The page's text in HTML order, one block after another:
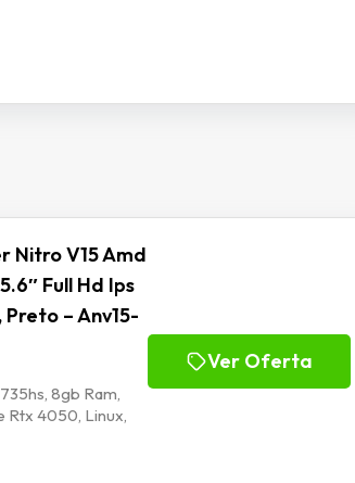
Nitro V15 Amd
Full Hd Ips
– Anv15-
8gb Ram,
Rtx 4050, Linux,
Ver Oferta